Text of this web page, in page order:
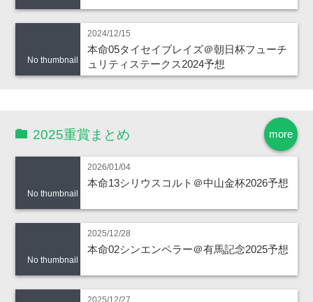
No thumbnail
2024/12/15
本命05タイセイブレイズ＠朝日杯フューチ
ュリティステークス2024予想
more
2025重賞まとめ
No thumbnail
2026/01/04
本命13シリウスコルト＠中山金杯2026予想
No thumbnail
2025/12/28
本命02シンエンペラー＠有馬記念2025予想
2025/12/27